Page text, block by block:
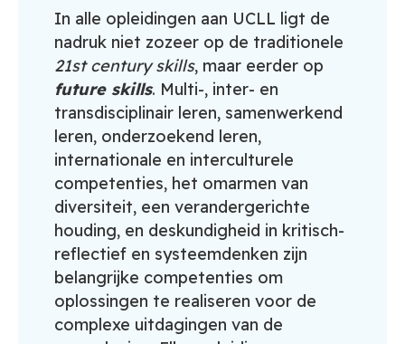
In alle opleidingen aan UCLL ligt de
nadruk niet zozeer op de traditionele
21st century skills, maar eerder op
future skills. Multi-, inter- en
transdisciplinair leren, samenwerkend
leren, onderzoekend leren,
internationale en interculturele
competenties, het omarmen van
diversiteit, een verandergerichte
houding, en deskundigheid in kritisch-
reflectief en systeemdenken zijn
belangrijke competenties om
oplossingen te realiseren voor de
complexe uitdagingen van de